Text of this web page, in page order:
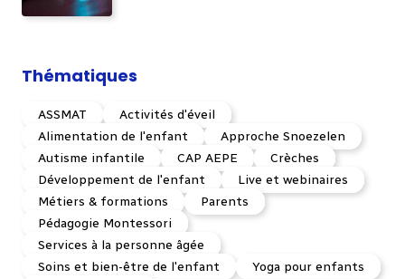
Thématiques
ASSMAT
Activités d'éveil
Alimentation de l'enfant
Approche Snoezelen
Autisme infantile
CAP AEPE
Crèches
Développement de l'enfant
Live et webinaires
Métiers & formations
Parents
Pédagogie Montessori
Services à la personne âgée
Soins et bien-être de l'enfant
Yoga pour enfants